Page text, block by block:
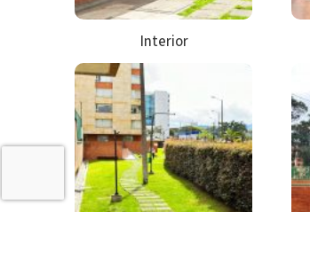
Interior